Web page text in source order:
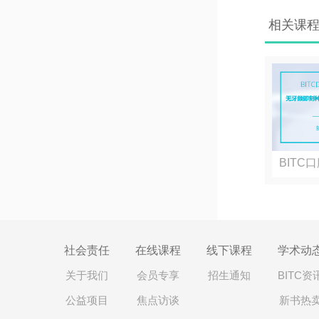
相关课程
BITC
社会责任
关于我们
公益项目
在线课程
会员专享
焦点访谈
线下课程
招生通知
学术动
BITC资
新书热